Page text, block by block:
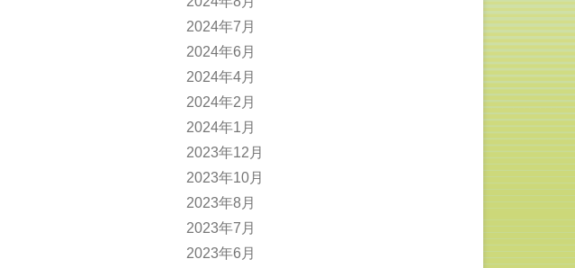
2024年7月
2024年6月
2024年4月
2024年2月
2024年1月
2023年12月
2023年10月
2023年8月
2023年7月
2023年6月